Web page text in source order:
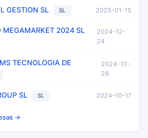
GESTION SL SL 2025-01-15
MEGAMARKET 2024 SL
2024-12-
24
TECNOLOGIA DE
2024-10-
28
SL SL 2024-10-17
→